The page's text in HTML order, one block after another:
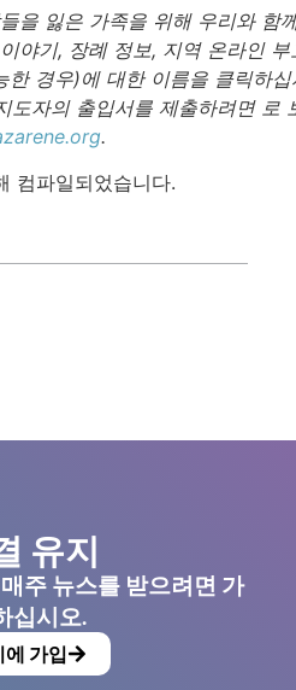
을 잃은 가족을 위해 우리와 함
야기, 장례 정보, 지역 온라인 부
한 경우)에 대한 이름을 클릭하십
도자의 출입서를 제출하려면 로
.
컴파일되었습니다.
유지
주 뉴스를 받으려면 가
십시오.
에 가입